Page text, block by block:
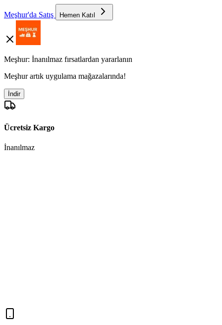
Meşhur'da Satış Hemen Katıl
Meşhur: İnanılmaz fırsatlardan yararlanın
Meşhur artık uygulama mağazalarında!
İndir
Ücretsiz Kargo
İnanılmaz